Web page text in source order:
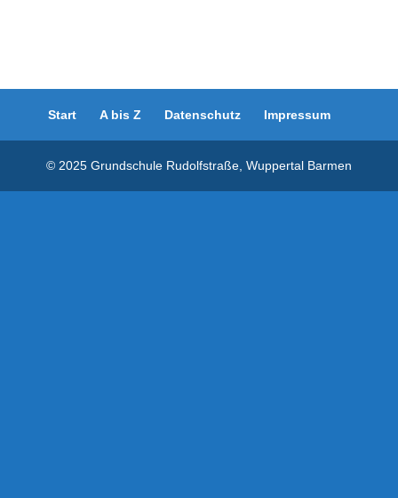
Start A bis Z Datenschutz Impressum
© 2025 Grundschule Rudolfstraße, Wuppertal Barmen